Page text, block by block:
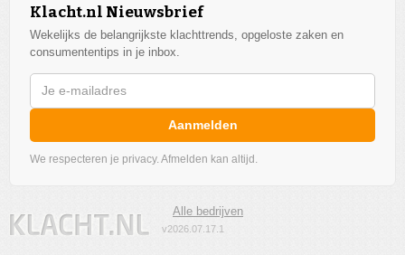
Klacht.nl Nieuwsbrief
Wekelijks de belangrijkste klachttrends, opgeloste zaken en
consumententips in je inbox.
Aanmelden
We respecteren je privacy. Afmelden kan altijd.
Alle bedrijven
v2026.07.17.1